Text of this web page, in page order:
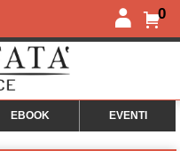
0
EBOOK EVENTI